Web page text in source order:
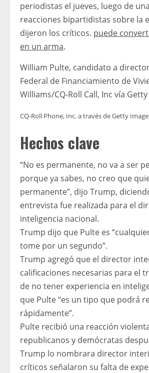
periodistas el jueves, luego de
reacciones bipartidistas sobre la
dijeron los críticos. puede
en un arma.
William Pulte, candidato a
Federal de Financiamiento de
Williams/CQ-Roll Call, Inc vía
CQ-Roll Phone, Inc. a través de Getty
Hechos clave
“No es permanente, no va a ser
porque ya sabes, no creo que
permanente”, dijo Trump,
entrevista fue realizada para el
inteligencia nacional.
Trump dijo que Pulte es
tome por un segundo”.
Trump agregó que el director
calificaciones necesarias para el
de no tener experiencia en
que Pulte “es un tipo que podrá
rápidamente”.
Pulte recibió una reacción
republicanos y demócratas
Trump lo nombrara director
críticos señalaron su falta de